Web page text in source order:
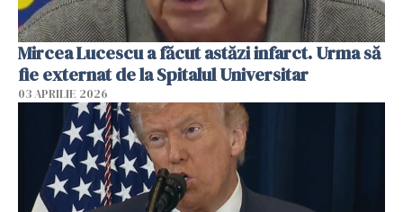
Mircea Lucescu a făcut astăzi infarct. Urma să
fie externat de la Spitalul Universitar
03 APRILIE 2026